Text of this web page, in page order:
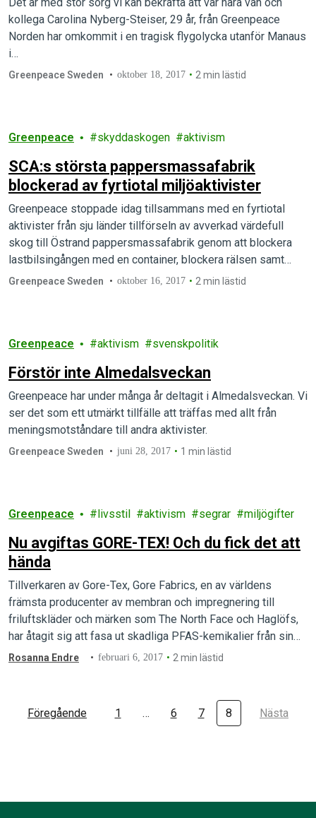
kollega Carolina Nyberg-Steiser, 29 år, från Greenpeace
Norden har omkommit i en tragisk flygolycka utanför Manaus
i…
Greenpeace Sweden oktober 18, 2017 2 min lästid
Greenpeace skyddaskogen aktivism
SCA:s största pappersmassafabrik
blockerad av fyrtiotal miljöaktivister
Greenpeace stoppade idag tillsammans med en fyrtiotal
aktivister från sju länder tillförseln av avverkad värdefull
skog till Östrand pappersmassafabrik genom att blockera
lastbilsingången med en container, blockera rälsen samt
andra ingångar med aktivister.
Greenpeace Sweden oktober 16, 2017 2 min lästid
Greenpeace aktivism svenskpolitik
Förstör inte Almedalsveckan
Greenpeace har under många år deltagit i Almedalsveckan. Vi
ser det som ett utmärkt tillfälle att träffas med allt från
meningsmotståndare till andra aktivister.
Greenpeace Sweden juni 28, 2017 1 min lästid
Greenpeace livsstil aktivism segrar miljögifter
Nu avgiftas GORE-TEX! Och du fick det att
hända
Tillverkaren av Gore-Tex, Gore Fabrics, en av världens
främsta producenter av membran och impregnering till
friluftskläder och märken som The North Face och Haglöfs,
har åtagit sig att fasa ut skadliga PFAS-kemikalier från sin
produktkedja! Det här är stora nyheter för alla oss som
Rosanna Endre februari 6, 2017 2 min lästid
Föregående 1 … 6 7 8 Nästa